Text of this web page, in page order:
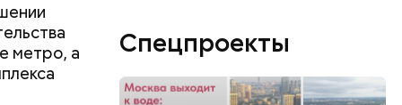
метро, а
Спецпроекты